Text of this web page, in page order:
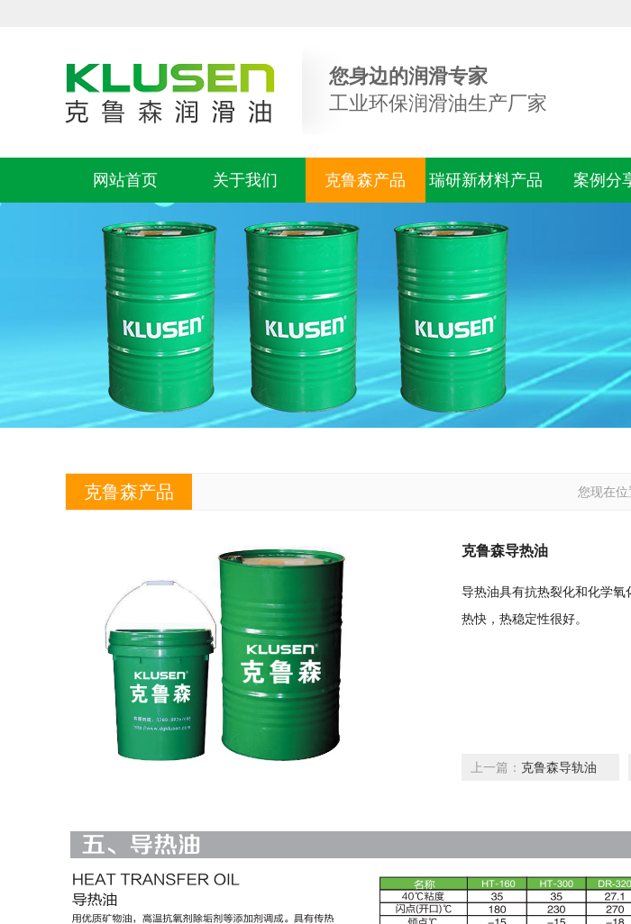
您身边的润滑专家
工业环保润滑油生产厂家
网站首页 关于我们 克鲁森产品 瑞研新材料产品 案例分
克鲁森产品 您现在位
克鲁森导热油
导热油具有抗热裂化和化学氧
热快，热稳定性很好。
上一篇： 克鲁森导轨油